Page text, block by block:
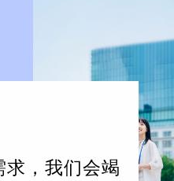
， 我们会竭